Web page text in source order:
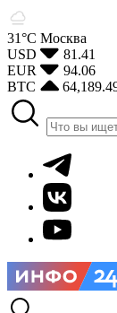
31°С Москва
USD
81.41
EUR
94.06
BTC